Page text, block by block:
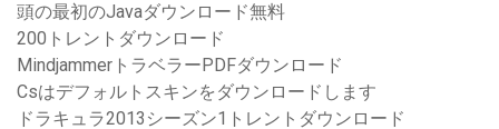
頭の最初のJavaダウンロード無料
200トレントダウンロード
MindjammerトラベラーPDFダウンロード
Csはデフォルトスキンをダウンロードします
ドラキュラ2013シーズン1トレントダウンロード